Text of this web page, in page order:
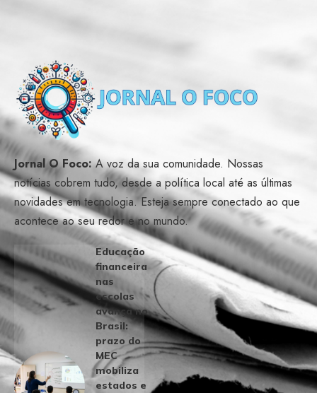
Jornal O Foco:A voz da sua comunidade. Nossas
notícias cobrem tudo, desde a política local até as últimas
novidades em tecnologia. Esteja sempre conectado ao que
acontece ao seu redor e no mundo.
Educação
financeira
nas
escolas
avança no
Brasil:
prazo do
MEC
mobiliza
estados e